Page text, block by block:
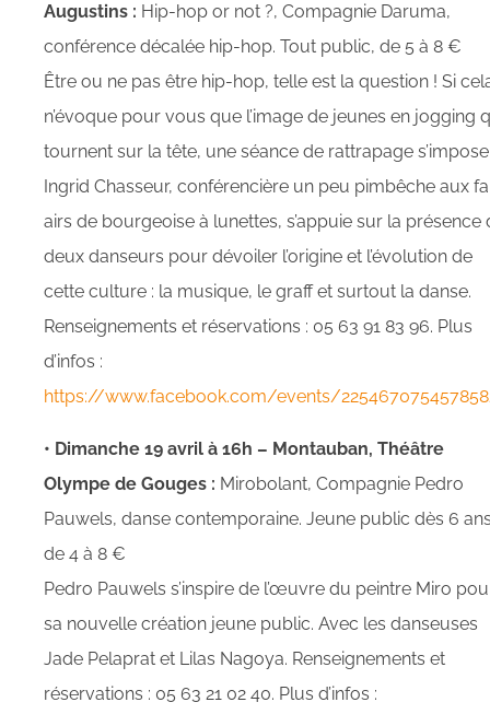
Augustins : Hip-hop or not ?, Compagnie Daruma,
conférence décalée hip-hop. Tout public, de 5 à 8 €
Être ou ne pas être hip-hop, telle est la question ! Si
n’évoque pour vous que l’image de jeunes en jogging
tournent sur la tête, une séance de rattrapage
Ingrid Chasseur, conférencière un peu pimbêche aux
airs de bourgeoise à lunettes, s’appuie sur la présence
deux danseurs pour dévoiler l’origine et l’évolution de
cette culture : la musique, le graff et surtout la danse.
Renseignements et réservations : 05 63 91 83 96. Plus
d’infos :
https://www.facebook.com/events/
• Dimanche 19 avril à 16h – Montauban, Théâtre
Olympe de Gouges : Mirobolant, Compagnie Pedro
Pauwels, danse contemporaine. Jeune public dès 6
de 4 à 8 €
Pedro Pauwels s’inspire de l’œuvre du peintre Miro
sa nouvelle création jeune public. Avec les danseuses
Jade Pelaprat et Lilas Nagoya. Renseignements et
réservations : 05 63 21 02 40. Plus d’infos :